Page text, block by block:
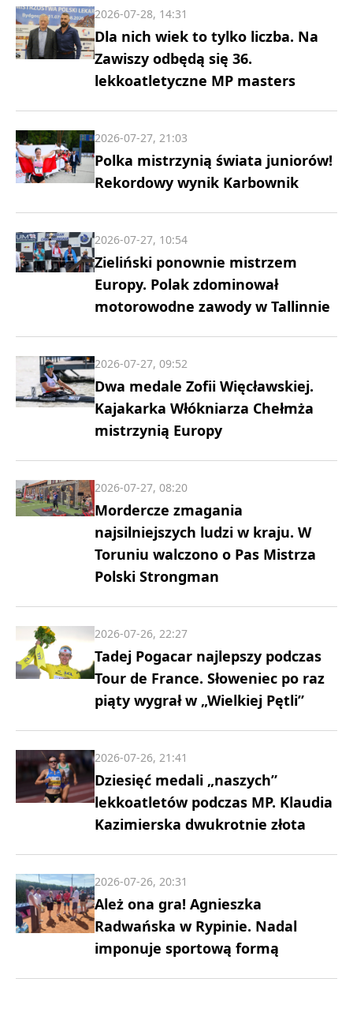
Dla nich wiek to tylko liczba. Na
Zawiszy odbędą się 36.
lekkoatletyczne MP masters
2026-07-28, 14:31
Polka mistrzynią świata juniorów!
Rekordowy wynik Karbownik
2026-07-27, 21:03
Zieliński ponownie mistrzem
Europy. Polak zdominował
motorowodne zawody w Tallinnie
2026-07-27, 10:54
Dwa medale Zofii Więcławskiej.
Kajakarka Włókniarza Chełmża
mistrzynią Europy
2026-07-27, 09:52
Mordercze zmagania
najsilniejszych ludzi w kraju. W
Toruniu walczono o Pas Mistrza
Polski Strongman
2026-07-27, 08:20
Tadej Pogacar najlepszy podczas
Tour de France. Słoweniec po raz
piąty wygrał w „Wielkiej Pętli”
2026-07-26, 22:27
Dziesięć medali „naszych”
lekkoatletów podczas MP. Klaudia
Kazimierska dwukrotnie złota
2026-07-26, 21:41
Ależ ona gra! Agnieszka
Radwańska w Rypinie. Nadal
imponuje sportową formą
2026-07-26, 20:31